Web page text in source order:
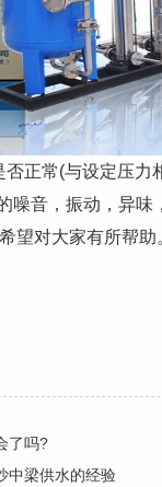
正常(与设定压力
音，振动，异味
对大家有所帮助
了吗?
中梁供水的经验